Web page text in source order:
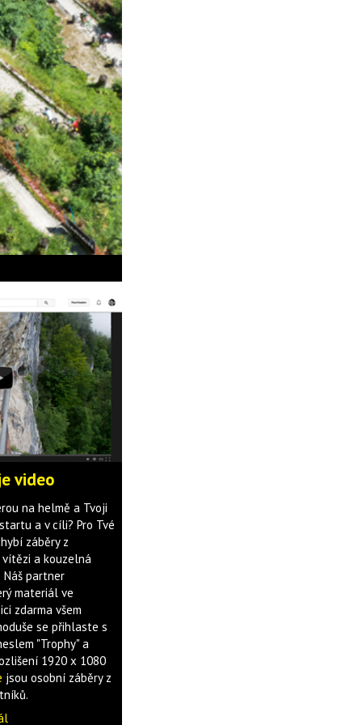
video
na helmě a Tvoji
a v cíli? Pro Tvé
záběry z
a kouzelná
Náš partner
materiál ve
zdarma všem
se přihlaste s
"Trophy" a
1920 x 1080
jsou osobní záběry z